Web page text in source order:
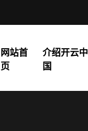
网站首
页
介绍开云中
国